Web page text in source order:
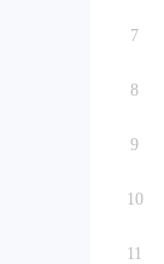
7
8
9
10
11